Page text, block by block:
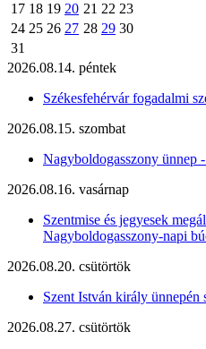
17 18 19 20 21 22 23
24 25 26 27 28 29 30
31
2026.08.14. péntek
Székesfehérvár fogadalmi
2026.08.15. szombat
Nagyboldogasszony ünnep
2026.08.16. vasárnap
Szentmise és jegyesek
Nagyboldogasszony-napi
2026.08.20. csütörtök
Szent István király ünnepén
2026.08.27. csütörtök